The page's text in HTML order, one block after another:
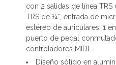
con 2 salidas de línea
TRS de ¼'', entrada de
estéreo de auriculares, 1
puerto de pedal
controladores MIDI.
Diseño sólido en